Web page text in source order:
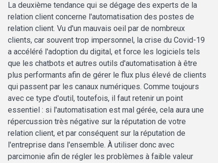
La deuxième tendance qui se dégage des experts de la
relation client concerne l'automatisation des postes de
relation client. Vu d'un mauvais oeil par de nombreux
clients, car souvent trop impersonnel, la crise du Covid-19
a accéléré l'adoption du digital, et force les logiciels tels
que les chatbots et autres outils d'automatisation à être
plus performants afin de gérer le flux plus élevé de clients
qui passent par les canaux numériques. Comme toujours
avec ce type d'outil, toutefois, il faut retenir un point
essentiel : si l'automatisation est mal gérée, cela aura une
répercussion très négative sur la réputation de votre
relation client, et par conséquent sur la réputation de
l'entreprise dans l'ensemble. À utiliser donc avec
parcimonie afin de régler les problèmes à faible valeur